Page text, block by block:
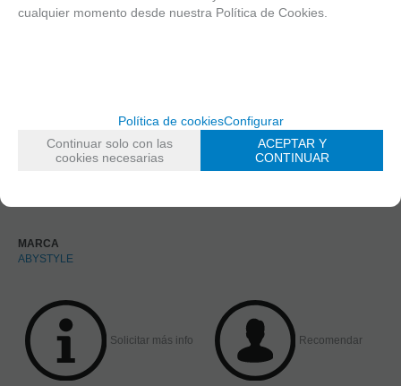
MARCA
ABYSTYLE
Solicitar más info Recomendar
cualquier momento desde nuestra Política de Cookies.
Política de cookiesConfigurar
Continuar solo con las
cookies necesarias
ACEPTAR Y
CONTINUAR